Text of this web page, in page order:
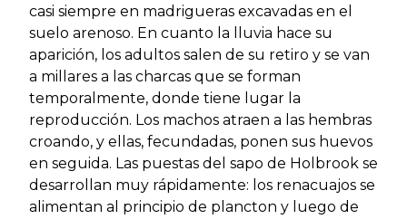
casi siempre en madrigueras excavadas en el
suelo arenoso. En cuanto la lluvia hace su
aparición, los adultos salen de su retiro y se van
a millares a las charcas que se forman
temporalmente, donde tiene lugar la
reproducción. Los machos atraen a las hembras
croando, y ellas, fecundadas, ponen sus huevos
en seguida. Las puestas del sapo de Holbrook se
desarrollan muy rápidamente: los renacuajos se
alimentan al principio de plancton y luego de